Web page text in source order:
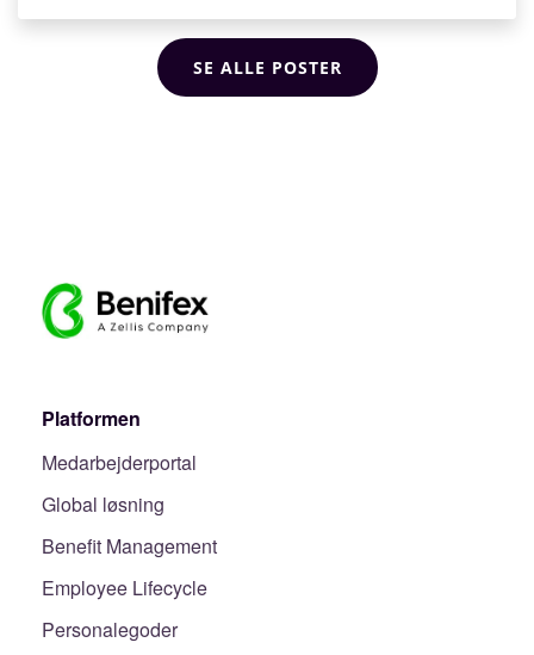
SE ALLE POSTER
Platformen
Medarbejderportal
Global løsning
Benefit Management
Employee Lifecycle
Personalegoder